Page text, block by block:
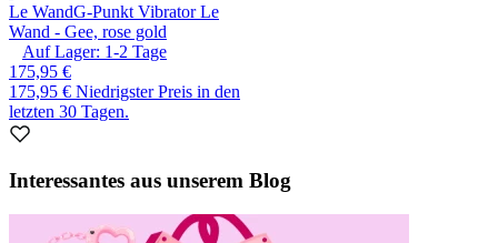
Le WandG-Punkt Vibrator Le
Wand - Gee, rose gold
Auf Lager: 1-2 Tage
175,95 €
175,95 € Niedrigster Preis in den
letzten 30 Tagen.
Interessantes aus unserem Blog